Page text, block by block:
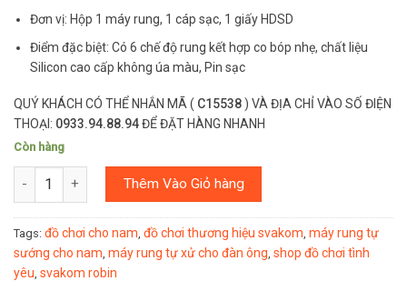
Đơn vị: Hộp 1 máy rung, 1 cáp sạc, 1 giấy HDSD
Điểm đặc biệt: Có 6 chế độ rung kết hợp co bóp nhẹ, chất liệu
Silicon cao cấp không úa màu, Pin sạc
QUÝ KHÁCH CÓ THỂ NHẮN MÃ ( C15538 ) VÀ ĐỊA CHỈ VÀO SỐ ĐIỆN
THOẠI: 0933.94.88.94ĐỂ ĐẶT HÀNG NHANH
Còn hàng
Số lượng Thêm Vào Giỏ hàng
Tags: đồ chơi cho nam đồ chơi thương hiệu svakom máy rung tự
sướng cho nam máy rung tự xử cho đàn ông shop đồ chơi tình
yêu svakom robin